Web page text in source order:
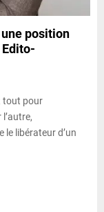
position
tout pour
libérateur d’un